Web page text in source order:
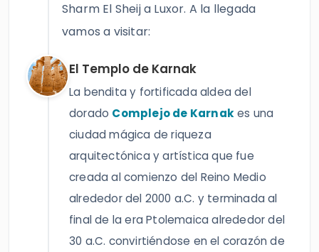
Sharm El Sheij a Luxor. A la llegada
vamos a visitar:
El Templo de Karnak
La bendita y fortificada aldea del
dorado Complejo de Karnakes una
ciudad mágica de riqueza
arquitectónica y artística que fue
creada al comienzo del Reino Medio
alrededor del 2000 a.C. y terminada al
final de la era Ptolemaica alrededor del
30 a.C. convirtiéndose en el corazón de